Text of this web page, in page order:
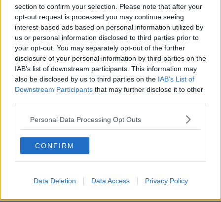
section to confirm your selection. Please note that after your
opt-out request is processed you may continue seeing
interest-based ads based on personal information utilized by
us or personal information disclosed to third parties prior to
your opt-out. You may separately opt-out of the further
disclosure of your personal information by third parties on the
IAB’s list of downstream participants. This information may
also be disclosed by us to third parties on the IAB’s List of
Downstream Participants that may further disclose it to other
Personal Data Processing Opt Outs
CONFIRM
Data Deletion Data Access Privacy Policy
Se vuoi leggere le notizie principali della Toscana iscriviti alla
Newsletter QUInews - ToscanaMedia.Arriva gratis tutti i giorni
alle 20:00 direttamente nella tua casella di posta.
Basta cliccareQUI